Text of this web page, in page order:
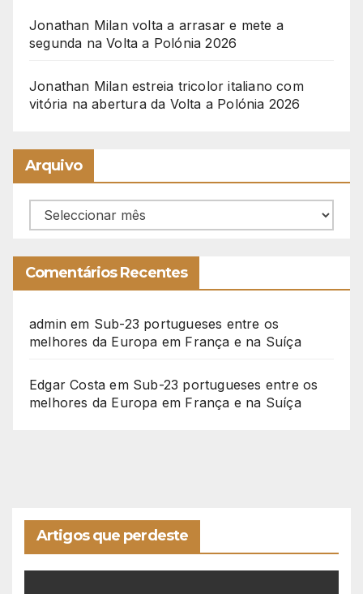
Jonathan Milan volta a arrasar e mete a
segunda na Volta a Polónia 2026
Jonathan Milan estreia tricolor italiano com
vitória na abertura da Volta a Polónia 2026
Arquivo
Arquivo
Comentários Recentes
admin em Sub-23 portugueses entre os
melhores da Europa em França e na Suíça
Edgar Costa em Sub-23 portugueses entre os
melhores da Europa em França e na Suíça
Artigos que perdeste